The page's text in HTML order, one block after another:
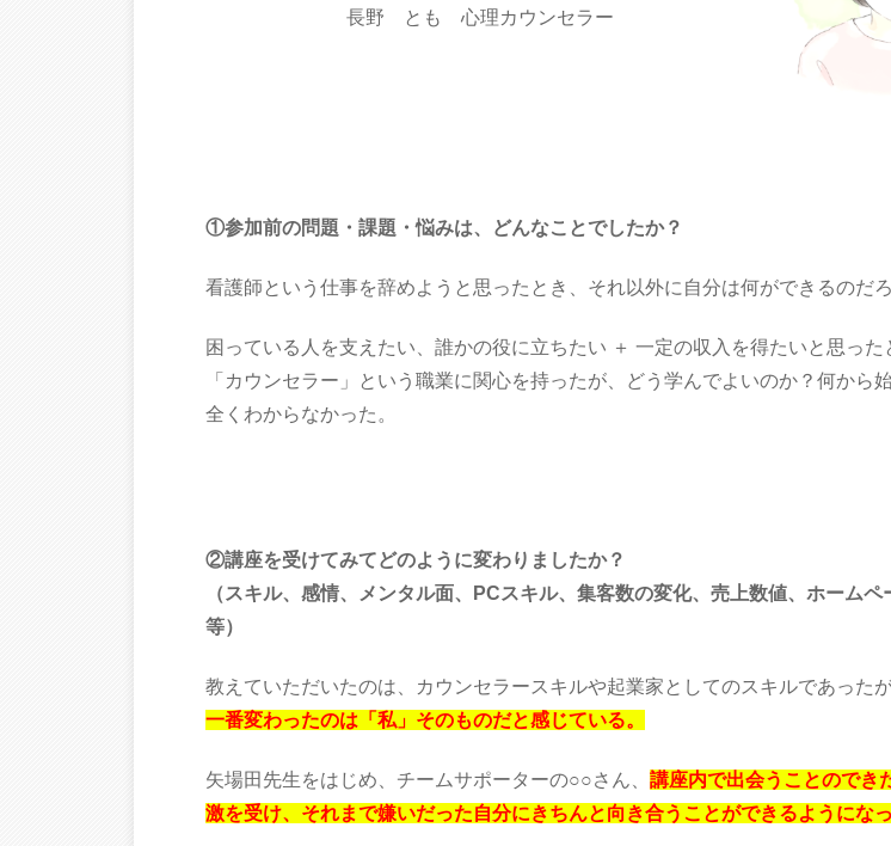
長野 とも 心理カウンセラー
①参加前の問題・課題・悩みは、どんなことでしたか？
看護師という仕事を辞めようと思ったとき、それ以外に自分は何ができるのだ
困っている人を支えたい、誰かの役に立ちたい ＋ 一定の収入を得たいと思った
「カウンセラー」という職業に関心を持ったが、どう学んでよいのか？何から
全くわからなかった。
②講座を受けてみてどのように変わりましたか？
（スキル、感情、メンタル面、PCスキル、集客数の変化、売上数値、ホームペ
等）
教えていただいたのは、カウンセラースキルや起業家としてのスキルであったが
一番変わったのは「私」そのものだと感じている。
矢場田先生をはじめ、チームサポーターの○○さん、 講座内で出会うことのでき
激を受け、それまで嫌いだった自分にきちんと向き合うことができるようになっ